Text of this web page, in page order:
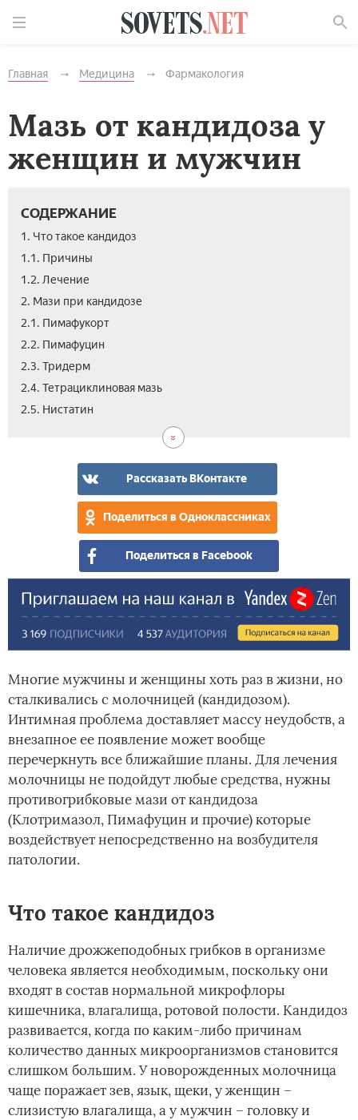
Главная Медицина Фармакология
Мазь от кандидоза у
женщин и мужчин
СОДЕРЖАНИЕ
1. Что такое кандидоз
1.1. Причины
1.2. Лечение
2. Мази при кандидозе
2.1. Пимафукорт
2.2. Пимафуцин
2.3. Тридерм
2.4. Тетрациклиновая мазь
2.5. Нистатин
Рассказать ВКонтакте
Поделиться в Одноклассниках
Поделиться в Facebook
Многие мужчины и женщины хоть раз в жизни, но
сталкивались с молочницей (кандидозом).
Интимная проблема доставляет массу неудобств, а
внезапное ее появление может вообще
перечеркнуть все ближайшие планы. Для лечения
молочницы не подойдут любые средства, нужны
противогрибковые мази от кандидоза
(Клотримазол, Пимафуцин и прочие) которые
воздействует непосредственно на возбудителя
патологии.
Что такое кандидоз
Наличие дрожжеподобных грибков в организме
человека является необходимым, поскольку они
входят в состав нормальной микрофлоры
кишечника, влагалища, ротовой полости. Кандидоз
развивается, когда по каким-либо причинам
количество данных микроорганизмов становится
слишком большим. У новорожденных молочница
чаще поражает зев, язык, щеки, у женщин –
слизистую влагалища, а у мужчин – головку и